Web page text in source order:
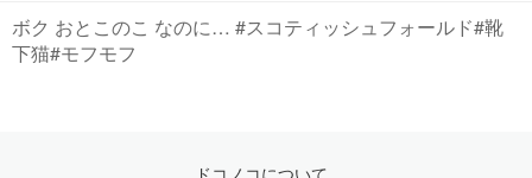
ボク おとこのこ なのに… #スコティッシュフォールド#靴
下猫#モフモフ